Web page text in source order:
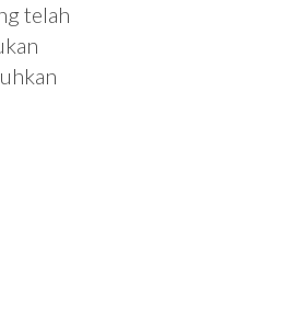
telah